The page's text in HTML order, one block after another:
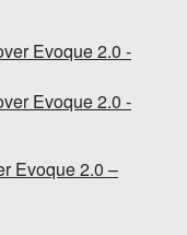
Evoque 2.0 –